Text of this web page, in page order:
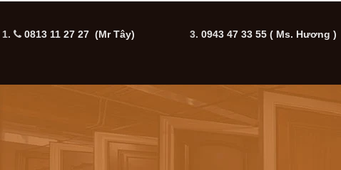
1. 0813 11 27 27 (Mr Tây) 3. 0943 47 33 55( Ms. Hương )